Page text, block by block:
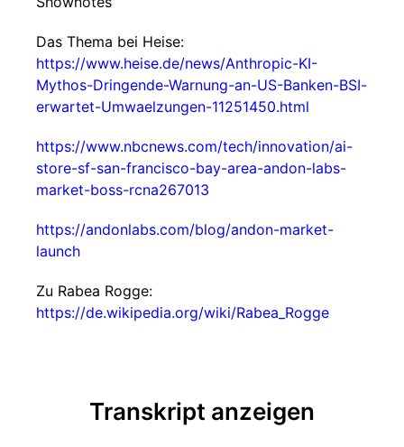
Das Thema bei Heise:
https://www.heise.de/news/Anthropic-KI-
Mythos-Dringende-Warnung-an-US-Banken-BSI-
erwartet-Umwaelzungen-11251450.html
https://www.nbcnews.com/tech/innovation/ai-
store-sf-san-francisco-bay-area-andon-labs-
market-boss-rcna267013
https://andonlabs.com/blog/andon-market-
launch
Zu Rabea Rogge:
https://de.wikipedia.org/wiki/Rabea_Rogge
Transkript anzeigen